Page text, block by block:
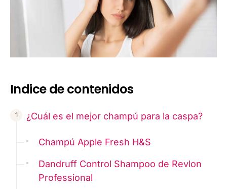
Indice de contenidos
¿Cuál es el mejor champú para la caspa?
Champú Apple Fresh H&S
Dandruff Control Shampoo de Revlon
Professional